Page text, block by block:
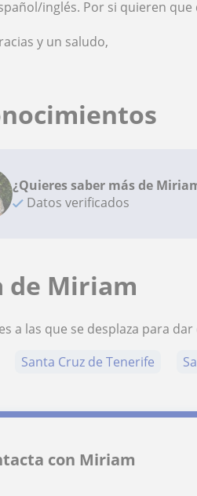
inglés. Por si quieren
y un saludo,
¿Quieres saber más de
Datos verificados
de Miriam
a las que se desplaza para dar
Santa Cruz de Tenerife
con Miriam